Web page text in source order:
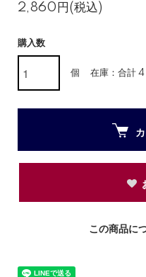
2,860円(税込)
購入数
個 在庫：合計 4
この商品に